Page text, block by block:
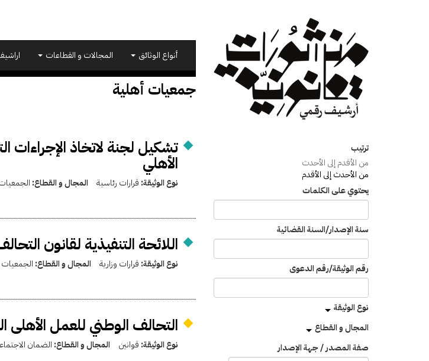
أنواع الوثائق المجالات و القطاعات
جمعيات أهلية
ترتيب
من الأقدم إلى الأحدث
من الأحدث إلى الأقدم
يحتوي على الكلمات
سنة الإصدار/السنة القضائية
رقم الوثيقة/رقم الدعوى
نوع الوثيقة
المجال و القطاع
صفة المصدر / جهة الإصدار
تشكيل لجنة لاتخاذ الإجراءات
الأهلي
نوع الوثيقة: قرارات رئاسية المجال و القطاع:
اللائحة التنفيذية لقانون
نوع الوثيقة: قرارات وزارية المجال و القطاع: الجمعيات
التحالف الوطني للعمل الأهلى
نوع الوثيقة: قوانين المجال و القطاع: الضمان